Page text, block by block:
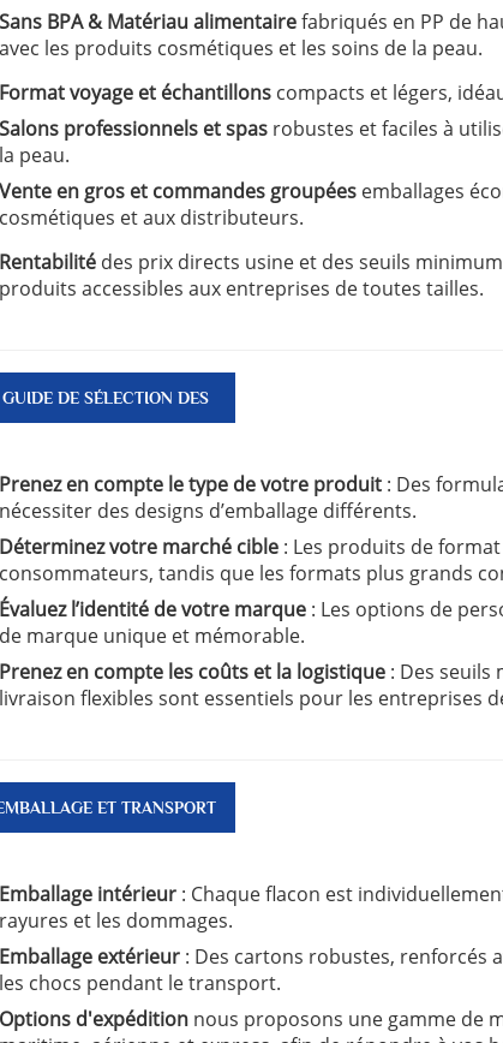
Sans BPA & Matériau alimentairefabriqués en PP de
avec les produits cosmétiques et les soins de la peau.
Format voyage et échantillons compacts et légers,
Salons professionnels et spas robustes et faciles à
la peau.
Vente en gros et commandes groupées emballages
cosmétiques et aux distributeurs.
Rentabilité des prix directs usine et des seuils
produits accessibles aux entreprises de toutes tailles.
GUIDE DE SÉLECTION DES
Prenez en compte le type de votre produit : Des
nécessiter des designs d’emballage différents.
Déterminez votre marché cible : Les produits de
consommateurs, tandis que les formats plus grands
Évaluez l’identité de votre marque : Les options de
de marque unique et mémorable.
Prenez en compte les coûts et la logistique : Des seuils
livraison flexibles sont essentiels pour les entreprises
ET TRANSPORT
Emballage intérieur : Chaque flacon est
rayures et les dommages.
Emballage extérieur : Des cartons robustes, renforcés
les chocs pendant le transport.
Options d'expédition nous proposons une gamme de